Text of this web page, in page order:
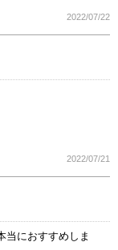
2022/07/22
2022/07/21
当におすすめしま